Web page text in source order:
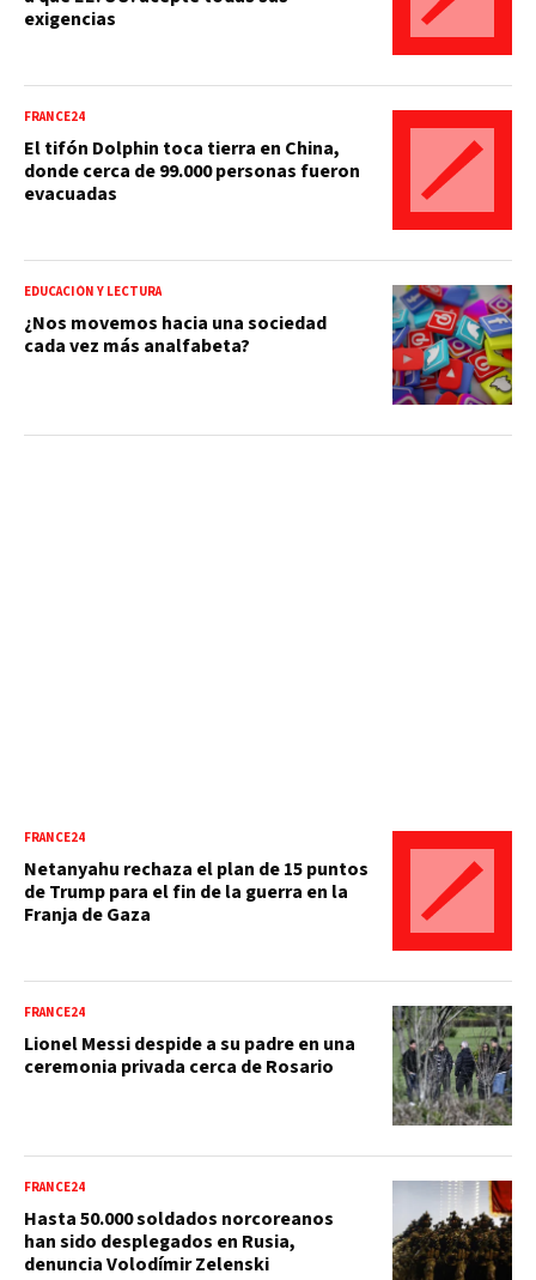
exigencias
FRANCE24
El tifón Dolphin toca tierra en China,
donde cerca de 99.000 personas fueron
evacuadas
EDUCACIÓN Y LECTURA
¿Nos movemos hacia una sociedad
cada vez más analfabeta?
FRANCE24
Netanyahu rechaza el plan de 15 puntos
de Trump para el fin de la guerra en la
Franja de Gaza
FRANCE24
Lionel Messi despide a su padre en una
ceremonia privada cerca de Rosario
FRANCE24
Hasta 50.000 soldados norcoreanos
han sido desplegados en Rusia,
denuncia Volodímir Zelenski